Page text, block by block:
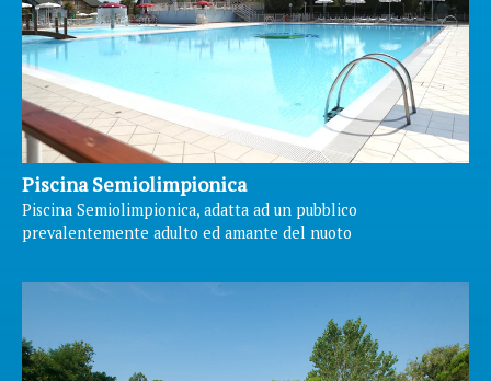
Piscina Semiolimpionica
Piscina Semiolimpionica, adatta ad un pubblico
prevalentemente adulto ed amante del nuoto